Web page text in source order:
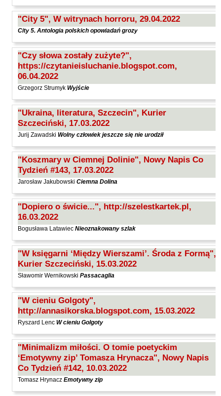
"City 5", W witrynach horroru, 29.04.2022
City 5. Antologia polskich opowiadań grozy
"Czy słowa zostały zużyte?",
https://czytanieisluchanie.blogspot.com,
06.04.2022
Grzegorz Strumyk Wyjście
"Ukraina, literatura, Szczecin", Kurier
Szczeciński, 17.03.2022
Jurij Zawadski Wolny człowiek jeszcze się nie urodził
"Koszmary w Ciemnej Dolinie", Nowy Napis Co
Tydzień #143, 17.03.2022
Jarosław Jakubowski Ciemna Dolina
"Dopiero o świcie...", http://szelestkartek.pl,
16.03.2022
Bogusława Latawiec Nieoznakowany szlak
"W księgarni ‘Między Wierszami’. Środa z Formą",
Kurier Szczeciński, 15.03.2022
Sławomir Wernikowski Passacaglia
"W cieniu Golgoty",
http://annasikorska.blogspot.com, 15.03.2022
Ryszard Lenc W cieniu Golgoty
"Minimalizm miłości. O tomie poetyckim
‘Emotywny zip’ Tomasza Hrynacza", Nowy Napis
Co Tydzień #142, 10.03.2022
Tomasz Hrynacz Emotywny zip